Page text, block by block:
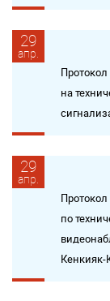
29
апр.
Протокол
на
29
апр.
Протокол
по